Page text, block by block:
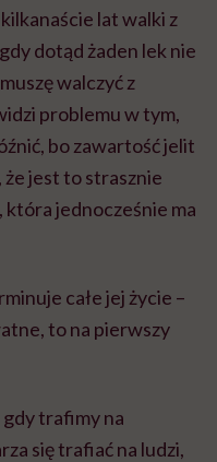
lat walki z
dotąd żaden lek nie
walczyć z
problemu w tym,
bo zawartość jelit
jest to strasznie
która jednocześnie ma
całe jej życie –
to na pierwszy
gdy trafimy na
się trafiać na ludzi,